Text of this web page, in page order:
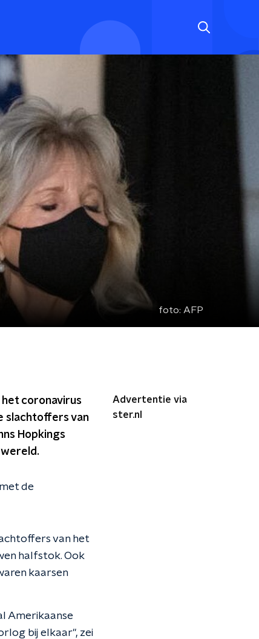
foto: AFP
coronavirus
slachtoffers van
Hopkings
de
van het
halfstok. Ook
kaarsen
Amerikaanse
bij elkaar", zei
Advertentie via
ster.nl